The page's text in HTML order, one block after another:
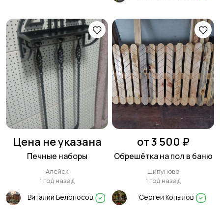
Цена не указана
Печные наборы
Алейск
1 год назад
Виталий Белоносов
от 3 500 ₽
Обрешётка на пол в баню
Шипуново
1 год назад
Сергей Копылов